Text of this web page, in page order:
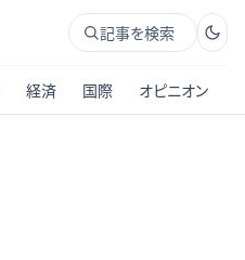
記事を検索
経済 国際 オピニオン